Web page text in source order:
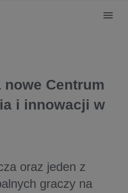
Centrum
i innowacji w
oraz jeden z
graczy na